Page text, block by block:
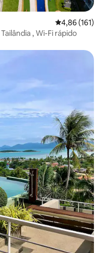
4,86 de uma
4,86 (161)
, Wi-Fi rápido